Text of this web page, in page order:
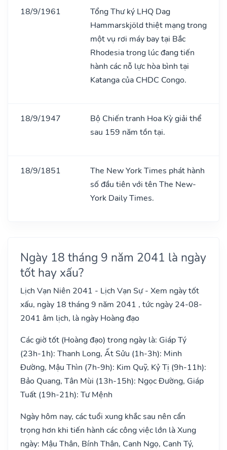
18/9/1961
Tổng Thư ký LHQ Dag
Hammarskjöld thiệt mạng trong
một vụ rơi máy bay tại Bắc
Rhodesia trong lúc đang tiến
hành các nỗ lực hòa bình tại
Katanga của CHDC Congo.
18/9/1947
Bộ Chiến tranh Hoa Kỳ giải thể
sau 159 năm tồn tại.
18/9/1851
The New York Times phát hành
số đầu tiên với tên The New-
York Daily Times.
Ngày 18 tháng 9 năm 2041 là ngày
tốt hay xấu?
Lịch Vạn Niên 2041 - Lịch Vạn Sự - Xem ngày tốt
xấu, ngày 18 tháng 9 năm 2041 , tức ngày 24-08-
2041 âm lịch, là ngày Hoàng đạo
Các giờ tốt (Hoàng đạo) trong ngày là: Giáp Tý
(23h-1h): Thanh Long, Ất Sửu (1h-3h): Minh
Đường, Mậu Thìn (7h-9h): Kim Quỹ, Kỷ Tị (9h-11h):
Bảo Quang, Tân Mùi (13h-15h): Ngọc Đường, Giáp
Tuất (19h-21h): Tư Mệnh
Ngày hôm nay, các tuổi xung khắc sau nên cẩn
trọng hơn khi tiến hành các công việc lớn là Xung
ngày: Mậu Thân, Bính Thân, Canh Ngọ, Canh Tý,